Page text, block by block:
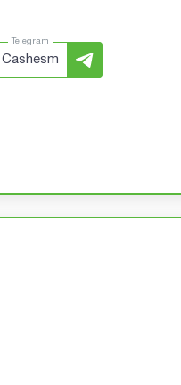
Telegram
Cashesm